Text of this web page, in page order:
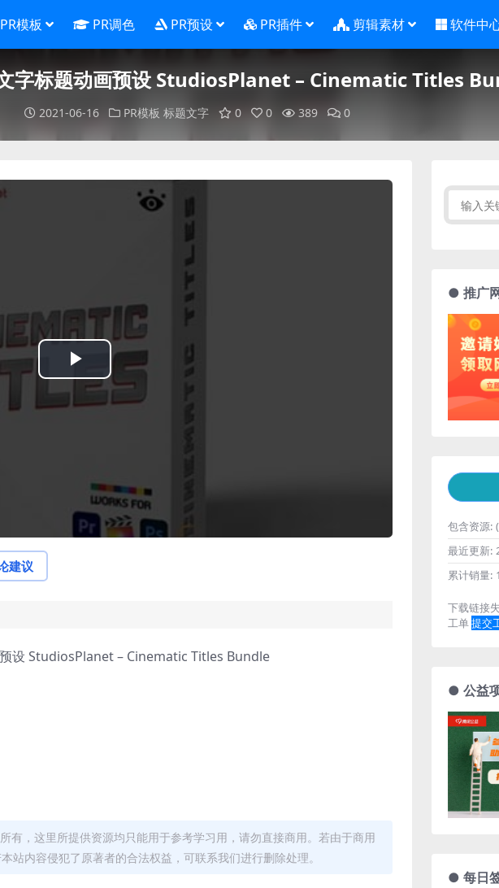
PR模板 PR调色 PR预设 PR插件 剪辑素材 软件中
字标题动画预设 StudiosPlanet – Cinematic Titles
2021-06-16 PR模板 标题文字 0 0 389 0
Play
Video
建议
设 StudiosPlanet – Cinematic Titles Bundle
有，这里所提供资源均只能用于参考学习用，请勿直接商用。若由于商用
站内容侵犯了原著者的合法权益，可联系我们进行删除处理。
● 推广
包含资源:
最近更新:
累计销量:
下载链接
工单提交
● 公益
● 每日